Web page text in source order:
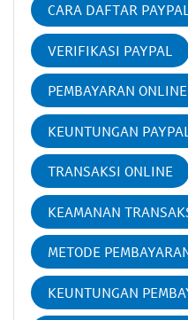
CARA DAFTAR
VERIFIKASI PAYPAL
PEMBAYARAN ONLINE
KEUNTUNGAN PAYPAL
TRANSAKSI ONLINE
KEAMANAN
METODE
KEUNTUNGAN